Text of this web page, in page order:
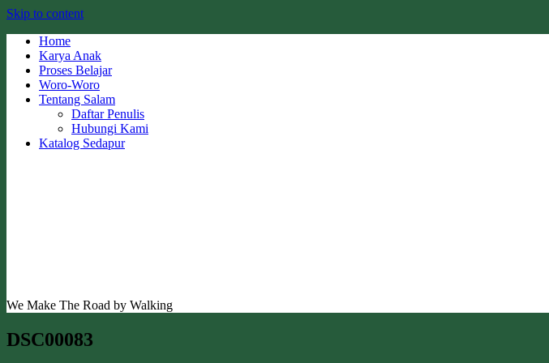
Skip to content
Home
Karya Anak
Proses Belajar
Woro-Woro
Tentang Salam
Daftar Penulis
Hubungi Kami
Katalog Sedapur
We Make The Road by Walking
DSC00083